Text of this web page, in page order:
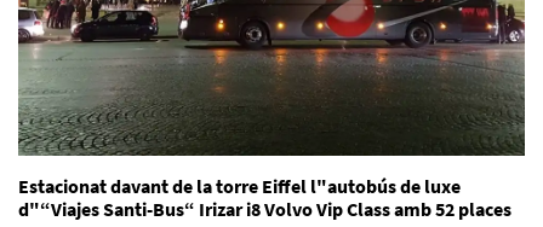
Estacionat davant de la torre Eiffel l"autobús de luxe
d"“Viajes Santi-Bus“ Irizar i8 Volvo Vip Class amb 52 places